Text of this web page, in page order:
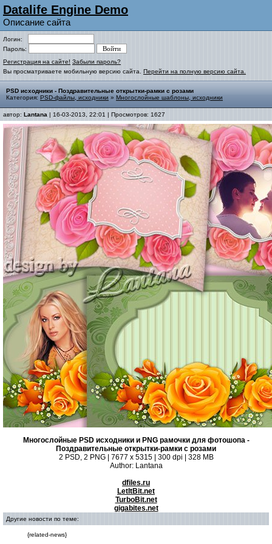
Datalife Engine Demo
Описание сайта
Логин:
Пароль:
Регистрация на сайте! Забыли пароль?
Вы просматриваете мобильную версию сайта. Перейти на полную версию сайта.
PSD исходники - Поздравительные открытки-рамки с розами
Категория: PSD-файлы, исходники » Многослойные шаблоны, исходники
автор: Lantana | 16-03-2013, 22:01 | Просмотров: 1627
Многослойные PSD исходники и PNG рамочки для фотошопа -
Поздравительные открытки-рамки с розами
2 PSD, 2 PNG | 7677 x 5315 | 300 dpi | 328 MB
Author: Lantana
dfiles.ru
LetItBit.net
TurboBit.net
gigabites.net
Другие новости по теме:
{related-news}